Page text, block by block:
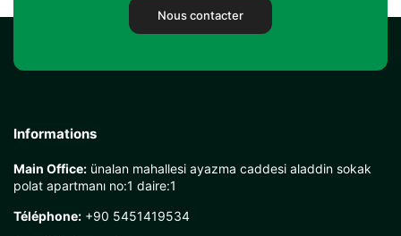
Nous contacter
Informations
Main Office: ünalan mahallesi ayazma caddesi aladdin sokak
polat apartmanı no:1 daire:1
Téléphone: +90 5451419534